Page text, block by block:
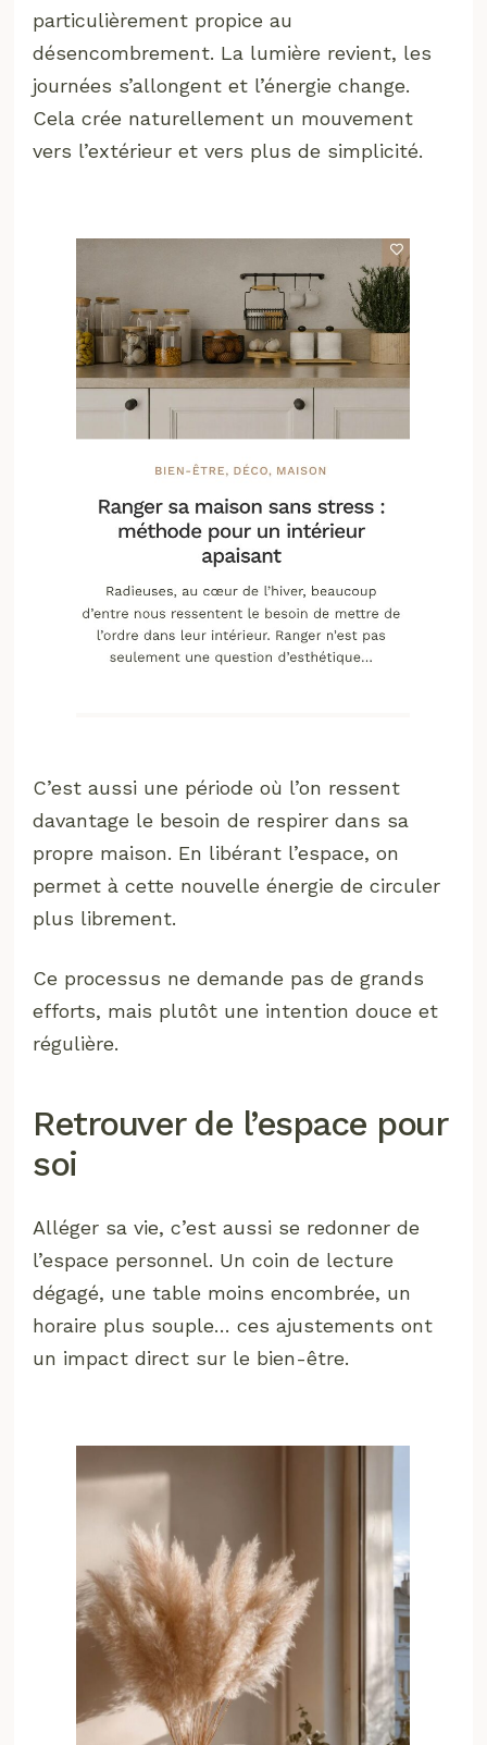
particulièrement propice au
désencombrement. La lumière revient, les
journées s’allongent et l’énergie change.
Cela crée naturellement un mouvement
vers l’extérieur et vers plus de simplicité.
C’est aussi une période où l’on ressent
davantage le besoin de respirer dans sa
propre maison. En libérant l’espace, on
permet à cette nouvelle énergie de circuler
plus librement.
Ce processus ne demande pas de grands
efforts, mais plutôt une intention douce et
régulière.
Retrouver de l’espace pour
soi
Alléger sa vie, c’est aussi se redonner de
l’espace personnel. Un coin de lecture
dégagé, une table moins encombrée, un
horaire plus souple… ces ajustements ont
un impact direct sur le bien-être.